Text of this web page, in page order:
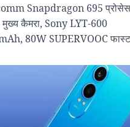
Snapdragon 695
कैमरा, Sony LYT-600
80W SUPERVOOC फास्ट